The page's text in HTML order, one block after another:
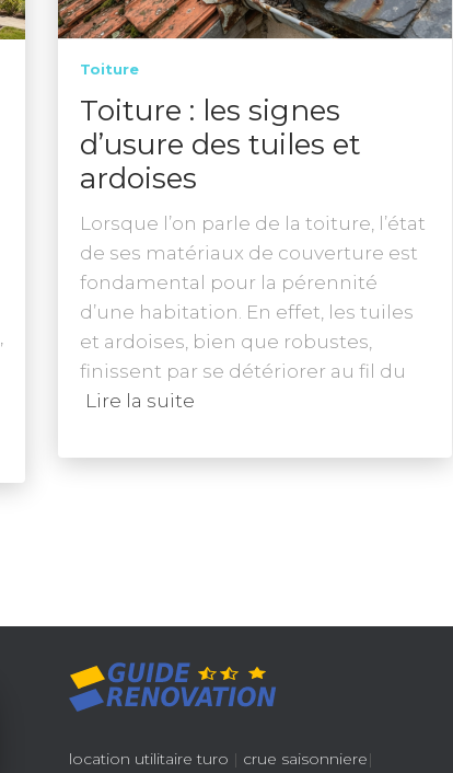
Toiture
Toiture : les signes
d’usure des tuiles et
ardoises
Lorsque l’on parle de la toiture, l’état
de ses matériaux de couverture est
fondamental pour la pérennité
d’une habitation. En effet, les tuiles
et ardoises, bien que robustes,
finissent par se détériorer au fil du
Lire la suite
location utilitaire turo | crue saisonniere|